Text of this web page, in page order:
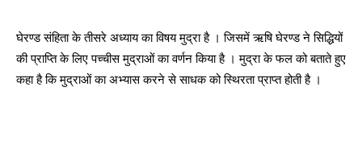
घेरण्ड संहिता के तीसरे अध्याय का विषय मुद्रा है । जिसमें ऋषि घेरण्ड ने सिद्धियों
की प्राप्ति के लिए पच्चीस मुद्राओं का वर्णन किया है । मुद्रा के फल को बताते हुए
कहा है कि मुद्राओं का अभ्यास करने से साधक को स्थिरता प्राप्त होती है ।